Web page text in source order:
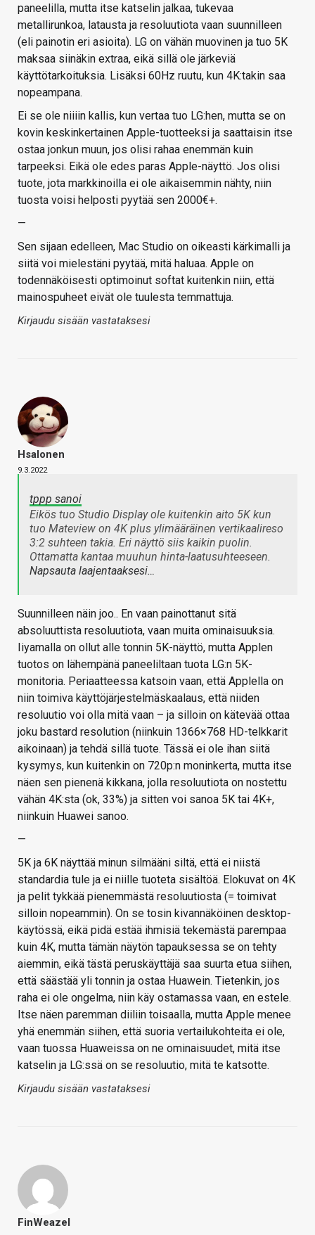
paneelilla, mutta itse katselin jalkaa, tukevaa
metallirunkoa, latausta ja resoluutiota vaan suunnilleen
(eli painotin eri asioita). LG on vähän muovinen ja tuo 5K
maksaa siinäkin extraa, eikä sillä ole järkeviä
käyttötarkoituksia. Lisäksi 60Hz ruutu, kun 4K:takin saa
nopeampana.
Ei se ole niiiin kallis, kun vertaa tuo LG:hen, mutta se on
kovin keskinkertainen Apple-tuotteeksi ja saattaisin itse
ostaa jonkun muun, jos olisi rahaa enemmän kuin
tarpeeksi. Eikä ole edes paras Apple-näyttö. Jos olisi
tuote, jota markkinoilla ei ole aikaisemmin nähty, niin
tuosta voisi helposti pyytää sen 2000€+.
—
Sen sijaan edelleen, Mac Studio on oikeasti kärkimalli ja
siitä voi mielestäni pyytää, mitä haluaa. Apple on
todennäköisesti optimoinut softat kuitenkin niin, että
mainospuheet eivät ole tuulesta temmattuja.
Kirjaudu sisään vastataksesi
Hsalonen
9.3.2022
tppp sanoi
Eikös tuo Studio Display ole kuitenkin aito 5K kun
tuo Mateview on 4K plus ylimääräinen vertikaalireso
3:2 suhteen takia. Eri näyttö siis kaikin puolin.
Ottamatta kantaa muuhun hinta-laatusuhteeseen.
Napsauta laajentaaksesi…
Suunnilleen näin joo.. En vaan painottanut sitä
absoluuttista resoluutiota, vaan muita ominaisuuksia.
Iiyamalla on ollut alle tonnin 5K-näyttö, mutta Applen
tuotos on lähempänä paneeliltaan tuota LG:n 5K-
monitoria. Periaatteessa katsoin vaan, että Applella on
niin toimiva käyttöjärjestelmäskaalaus, että niiden
resoluutio voi olla mitä vaan – ja silloin on kätevää ottaa
joku bastard resolution (niinkuin 1366×768 HD-telkkarit
aikoinaan) ja tehdä sillä tuote. Tässä ei ole ihan siitä
kysymys, kun kuitenkin on 720p:n moninkerta, mutta itse
näen sen pienenä kikkana, jolla resoluutiota on nostettu
vähän 4K:sta (ok, 33%) ja sitten voi sanoa 5K tai 4K+,
niinkuin Huawei sanoo.
—
5K ja 6K näyttää minun silmääni siltä, että ei niistä
standardia tule ja ei niille tuoteta sisältöä. Elokuvat on 4K
ja pelit tykkää pienemmästä resoluutiosta (= toimivat
silloin nopeammin). On se tosin kivannäköinen desktop-
käytössä, eikä pidä estää ihmisiä tekemästä parempaa
kuin 4K, mutta tämän näytön tapauksessa se on tehty
aiemmin, eikä tästä peruskäyttäjä saa suurta etua siihen,
että säästää yli tonnin ja ostaa Huawein. Tietenkin, jos
raha ei ole ongelma, niin käy ostamassa vaan, en estele.
Itse näen paremman diiliin toisaalla, mutta Apple menee
yhä enemmän siihen, että suoria vertailukohteita ei ole,
vaan tuossa Huaweissa on ne ominaisuudet, mitä itse
katselin ja LG:ssä on se resoluutio, mitä te katsotte.
Kirjaudu sisään vastataksesi
FinWeazel